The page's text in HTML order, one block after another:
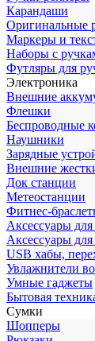
Карандаши
Оригинальные
Маркеры и
Наборы с
Футляры для
Электроника
Внешние
Флешки
Беспроводные
Наушники
Зарядные
Внешние
Док станции
Метеостанции
Фитнес-
Аксессуары
Аксессуары
USB хабы,
Увлажнители
Умные гаджеты
Бытовая
Сумки
Шопперы